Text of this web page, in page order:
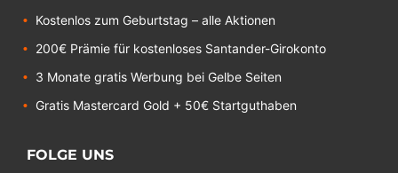
Kostenlos zum Geburtstag – alle Aktionen
200€ Prämie für kostenloses Santander-Girokonto
3 Monate gratis Werbung bei Gelbe Seiten
Gratis Mastercard Gold + 50€ Startguthaben
FOLGE UNS